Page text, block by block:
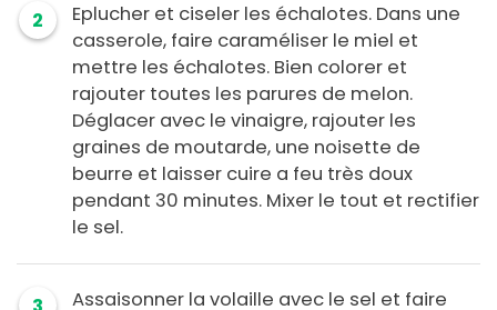
2
Eplucher et ciseler les échalotes. Dans une
casserole, faire caraméliser le miel et
mettre les échalotes. Bien colorer et
rajouter toutes les parures de melon.
Déglacer avec le vinaigre, rajouter les
graines de moutarde, une noisette de
beurre et laisser cuire a feu très doux
pendant 30 minutes. Mixer le tout et rectifier
le sel.
Assaisonner la volaille avec le sel et faire